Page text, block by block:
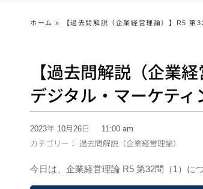
ホーム » 【過去問解説（企業経営理論）】R5 第
【過去問解説（企業
デジタル・マーケティ
2023年 10月26日
11:00 am
カテゴリー： 過去問解説（企業経営理論）
今日は、企業経営理論 R5 第32問（1）に